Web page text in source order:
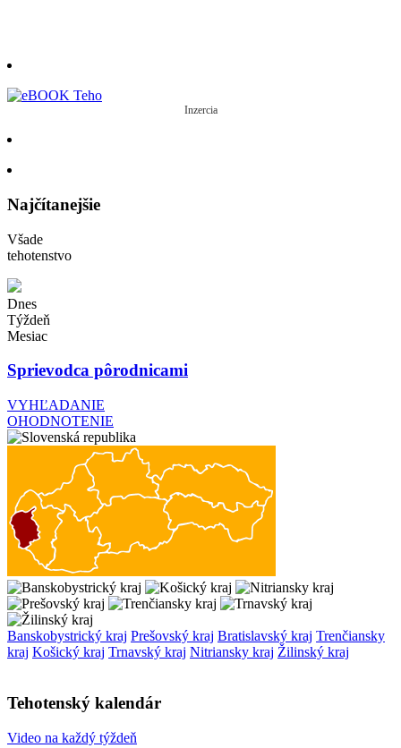
Inzercia
Najčítanejšie
Všade
tehotenstvo
Dnes
Týždeň
Mesiac
Sprievodca pôrodnicami
VYHĽADANIE
OHODNOTENIE
Banskobystrický kraj Prešovský kraj Bratislavský kraj Trenčiansky
kraj Košický kraj Trnavský kraj Nitriansky kraj Žilinský kraj
Tehotenský kalendár
Video na každý týždeň